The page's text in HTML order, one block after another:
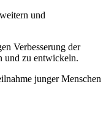
und
Verbesserung der
und zu entwickeln.
junger Menschen